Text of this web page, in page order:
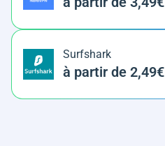
Surfshark
à partir de 2,49€